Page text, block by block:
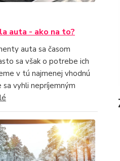
auta - ako na to?
auta sa časom
sa však o potrebe ich
v tú najmenej vhodnú
sa vyhli nepríjemným